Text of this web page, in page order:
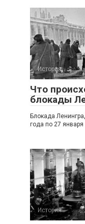
История
Что
блокады
Блокада
года по 27
История